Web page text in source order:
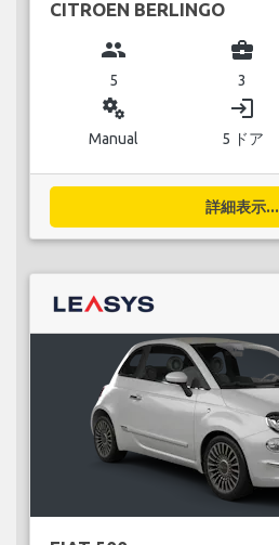
CITROEN BERLINGO
group
5
business_center
3
miscellaneous_services
Manual
login
5 ドア
詳細表示...